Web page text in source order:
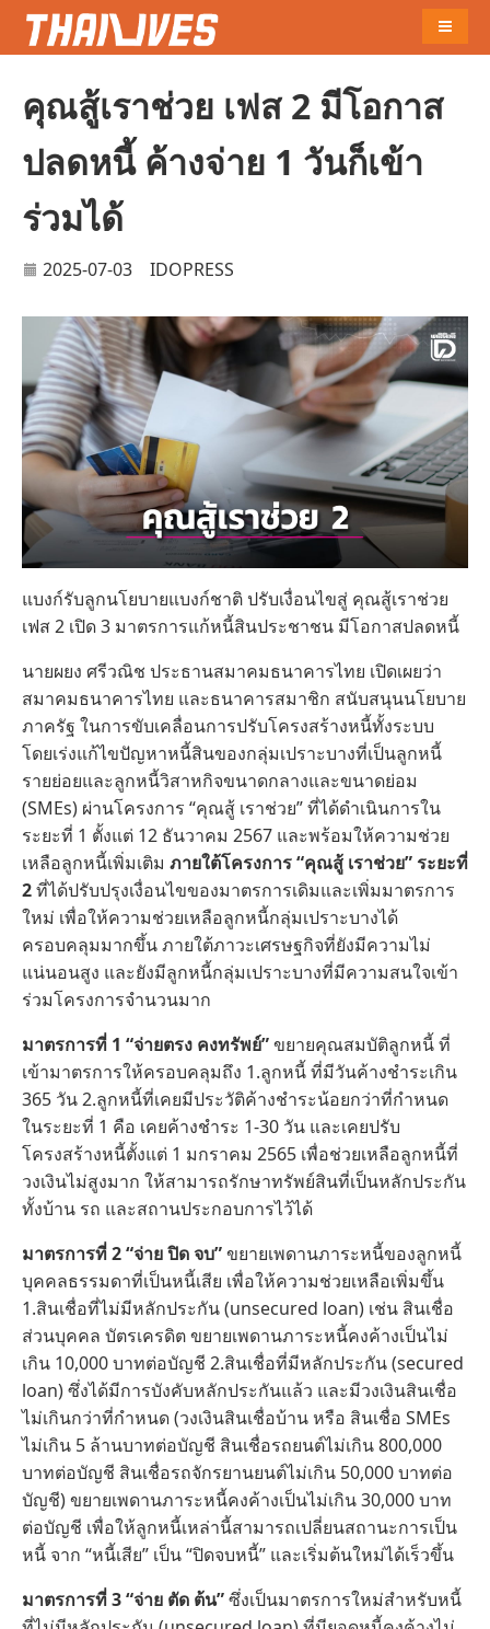
คุณสู้เราช่วย เฟส 2 มีโอกาส
ปลดหนี้ ค้างจ่าย 1 วันก็เข้า
ร่วมได้
2025-07-03 IDOPRESS
แบงก์รับลูกนโยบายแบงก์ชาติ ปรับเงื่อนไขสู่ คุณสู้เราช่วย
เฟส 2 เปิด 3 มาตรการแก้หนี้สินประชาชน มีโอกาสปลดหนี้
นายผยง ศรีวณิช ประธานสมาคมธนาคารไทย เปิดเผยว่า
สมาคมธนาคารไทย และธนาคารสมาชิก สนับสนุนนโยบาย
ภาครัฐ ในการขับเคลื่อนการปรับโครงสร้างหนี้ทั้งระบบ
โดยเร่งแก้ไขปัญหาหนี้สินของกลุ่มเปราะบางที่เป็นลูกหนี้
รายย่อยและลูกหนี้วิสาหกิจขนาดกลางและขนาดย่อม
(SMEs) ผ่านโครงการ “คุณสู้ เราช่วย” ที่ได้ดำเนินการใน
ระยะที่ 1 ตั้งแต่ 12 ธันวาคม 2567 และพร้อมให้ความช่วย
เหลือลูกหนี้เพิ่มเติม ภายใต้โครงการ “คุณสู้ เราช่วย” ระยะที่
2ที่ได้ปรับปรุงเงื่อนไขของมาตรการเดิมและเพิ่มมาตรการ
ใหม่ เพื่อให้ความช่วยเหลือลูกหนี้กลุ่มเปราะบางได้
ครอบคลุมมากขึ้น ภายใต้ภาวะเศรษฐกิจที่ยังมีความไม่
แน่นอนสูง และยังมีลูกหนี้กลุ่มเปราะบางที่มีความสนใจเข้า
ร่วมโครงการจำนวนมาก
มาตรการที่ 1 “จ่ายตรง คงทรัพย์”ขยายคุณสมบัติลูกหนี้ ที่
เข้ามาตรการให้ครอบคลุมถึง 1.ลูกหนี้ ที่มีวันค้างชำระเกิน
365 วัน 2.ลูกหนี้ที่เคยมีประวัติค้างชำระน้อยกว่าที่กำหนด
ในระยะที่ 1 คือ เคยค้างชำระ 1-30 วัน และเคยปรับ
โครงสร้างหนี้ตั้งแต่ 1 มกราคม 2565 เพื่อช่วยเหลือลูกหนี้ที่
วงเงินไม่สูงมาก ให้สามารถรักษาทรัพย์สินที่เป็นหลักประกัน
ทั้งบ้าน รถ และสถานประกอบการไว้ได้
มาตรการที่ 2 “จ่าย ปิด จบ”ขยายเพดานภาระหนี้ของลูกหนี้
บุคคลธรรมดาที่เป็นหนี้เสีย เพื่อให้ความช่วยเหลือเพิ่มขึ้น
1.สินเชื่อที่ไม่มีหลักประกัน (unsecured loan) เช่น สินเชื่อ
ส่วนบุคคล บัตรเครดิต ขยายเพดานภาระหนี้คงค้างเป็นไม่
เกิน 10,000 บาทต่อบัญชี 2.สินเชื่อที่มีหลักประกัน (secured
loan) ซึ่งได้มีการบังคับหลักประกันแล้ว และมีวงเงินสินเชื่อ
ไม่เกินกว่าที่กำหนด (วงเงินสินเชื่อบ้าน หรือ สินเชื่อ SMEs
ไม่เกิน 5 ล้านบาทต่อบัญชี สินเชื่อรถยนต์ไม่เกิน 800,000
บาทต่อบัญชี สินเชื่อรถจักรยานยนต์ไม่เกิน 50,000 บาทต่อ
บัญชี) ขยายเพดานภาระหนี้คงค้างเป็นไม่เกิน 30,000 บาท
ต่อบัญชี เพื่อให้ลูกหนี้เหล่านี้สามารถเปลี่ยนสถานะการเป็น
หนี้ จาก “หนี้เสีย” เป็น “ปิดจบหนี้” และเริ่มต้นใหม่ได้เร็วขึ้น
มาตรการที่ 3 “จ่าย ตัด ต้น”ซึ่งเป็นมาตรการใหม่สำหรับหนี้